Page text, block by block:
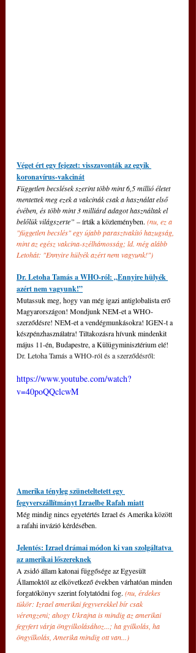
Véget ért egy fejezet: visszavonták az egyik
koronavírus-vakcinát
Független becslések szerint több mint 6,5 millió életet
mentettek meg ezek a vakcinák csak a használat első
évében, és több mint 3 milliárd adagot használtak el
belőlük világszerte” – írták a közleményben. (nu, ez a
"független becslés" egy újabb parasztvakító hazugság,
mint az egész vakcina-szélhámosság; ld. még alább
Letohát: "Ennyire hülyék azért nem vagyunk!")
Dr. Letoha Tamás a WHO-ról: „Ennyire hülyék
azért nem vagyunk!”
Mutassuk meg, hogy van még igazi antiglobalista erő
Magyarországon! Mondjunk NEM-et a WHO-
szerződésre! NEM-et a vendégmunkásokra! IGEN-t a
készpénzhasználatra! Tiltakozásra hívunk mindenkit
május 11-én, Budapestre, a Külügyminisztérium elé!
Dr. Letoha Tamás a WHO-ról és a szerződésről:
https://www.youtube.com/watch?
v=40poQQclcwM
Amerika tényleg szüneteltetett egy
fegyverszállítmányt Izraelbe Rafah miatt
Még mindig nincs egyetértés Izrael és Amerika között
a rafahi invázió kérdésében.
Jelentés: Izrael drámai módon ki van szolgáltatva
az amerikai lőszereknek
A zsidó állam katonai függősége az Egyesült
Államoktól az elkövetkező években várhatóan minden
forgatókönyv szerint folytatódni fog. (nu, érdekes
tükör: Izrael amerikai fegyverekkel bír csak
vérengzeni; ahogy Ukrajna is mindig az amerikai
fegyfert várja öngyilkolásához...; ha gyilkolás, ha
öngyilkolás, Amerika mindig ott van...)